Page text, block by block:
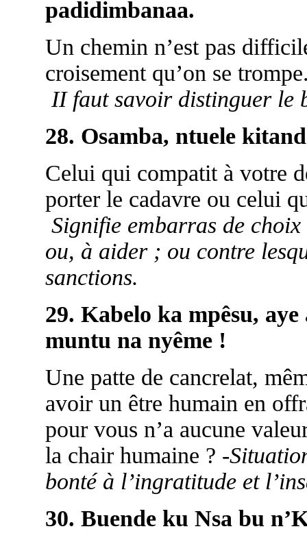
padidimbanaa.
Un chemin n’est pas
croisement qu’on se
II faut savoir distinguer le
28. Osamba, ntuele
Celui qui compatit à votre
porter le cadavre ou celui
Signifie embarras de
ou, à aider ; ou contre
sanctions.
29. Kabelo ka mpêsu,
muntu na nyême !
Une patte de cancrelat,
avoir un être humain en
pour vous n’a aucune
la chair humaine ? -
bonté à l’ingratitude et
30. Buende ku Nsa bu